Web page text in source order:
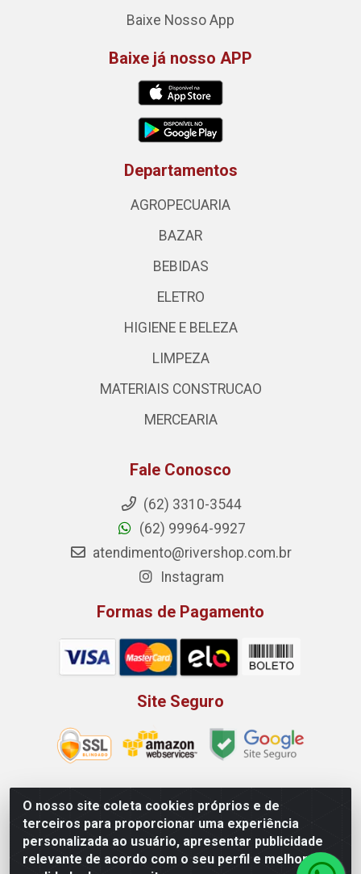
O nosso site coleta cookies próprios e de
terceiros para proporcionar uma experiência
personalizada ao usuário, apresentar publicidade
relevante de acordo com o seu perfil e melhorar a
Baixe Nosso App
Baixe já nosso APP
Departamentos
AGROPECUARIA
BAZAR
BEBIDAS
ELETRO
HIGIENE E BELEZA
LIMPEZA
MATERIAIS CONSTRUCAO
MERCEARIA
Fale Conosco
(62) 3310-3544
(62) 99964-9927
atendimento@rivershop.com.br
Instagram
Formas de Pagamento
Site Seguro
Rio Vermelho Distribuição de Alimentos LTDA - Rodovia BR,
153, KM 52 N 00 QD 00 LT 16 - Bairro Jardim Eldorado,
Anápolis/GO - CEP 75.045-190 - CNPJ 10.912.900/0002-40